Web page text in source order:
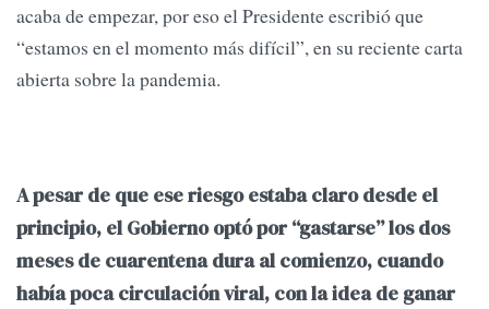
acaba de empezar, por eso el Presidente escribió que
“estamos en el momento más difícil”, en su reciente carta
abierta sobre la pandemia.
A pesar de que ese riesgo estaba claro desde el
principio, el Gobierno optó por “gastarse” los dos
meses de cuarentena dura al comienzo, cuando
había poca circulación viral, con la idea de ganar